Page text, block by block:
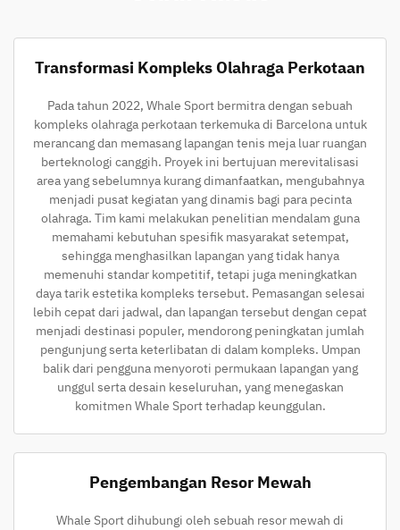
Transformasi Kompleks Olahraga Perkotaan
Pada tahun 2022, Whale Sport bermitra dengan sebuah
kompleks olahraga perkotaan terkemuka di Barcelona untuk
merancang dan memasang lapangan tenis meja luar ruangan
berteknologi canggih. Proyek ini bertujuan merevitalisasi
area yang sebelumnya kurang dimanfaatkan, mengubahnya
menjadi pusat kegiatan yang dinamis bagi para pecinta
olahraga. Tim kami melakukan penelitian mendalam guna
memahami kebutuhan spesifik masyarakat setempat,
sehingga menghasilkan lapangan yang tidak hanya
memenuhi standar kompetitif, tetapi juga meningkatkan
daya tarik estetika kompleks tersebut. Pemasangan selesai
lebih cepat dari jadwal, dan lapangan tersebut dengan cepat
menjadi destinasi populer, mendorong peningkatan jumlah
pengunjung serta keterlibatan di dalam kompleks. Umpan
balik dari pengguna menyoroti permukaan lapangan yang
unggul serta desain keseluruhan, yang menegaskan
komitmen Whale Sport terhadap keunggulan.
Pengembangan Resor Mewah
Whale Sport dihubungi oleh sebuah resor mewah di